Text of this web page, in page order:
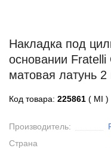
Накладка под
основании Fratelli
матовая латунь
Код товара: 225861 ( MI )
Производитель:
Страна